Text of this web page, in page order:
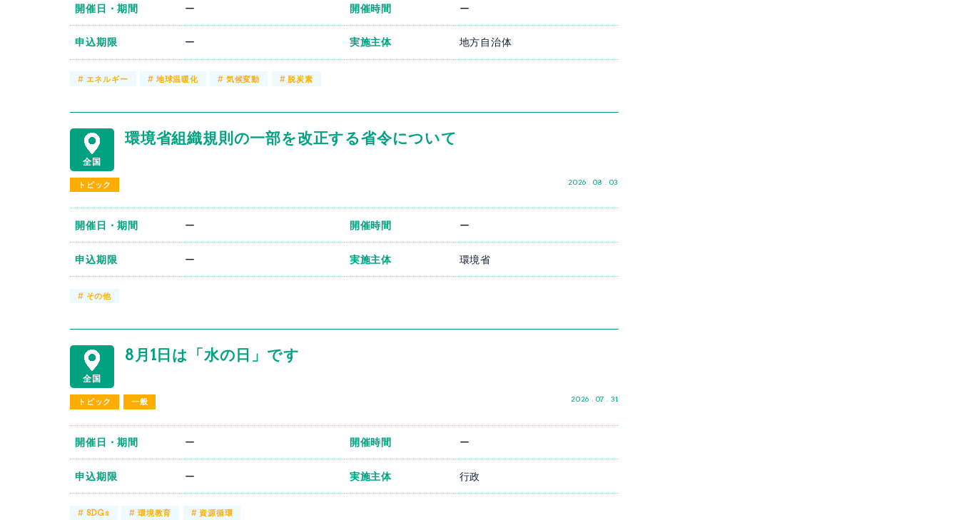
開催日・期間 ー 開催時間 ー
申込期限 ー 実施主体 地方自治体
# エネルギー # 地球温暖化 # 気候変動 # 脱炭素
全国
環境省組織規則の一部を改正する省令について
トピック 2026 . 08 . 03
開催日・期間 ー 開催時間 ー
申込期限 ー 実施主体 環境省
# その他
全国
8月1日は「水の日」です
トピック 一般 2026 . 07 . 31
開催日・期間 ー 開催時間 ー
申込期限 ー 実施主体 行政
# SDGs # 環境教育 #資源循環